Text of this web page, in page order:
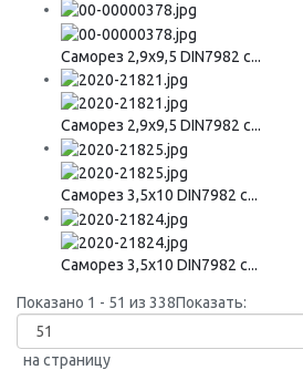
Саморез 2,9х9,5 DIN7982 с...
Саморез 2,9х9,5 DIN7982 с...
Саморез 3,5х10 DIN7982 с...
Саморез 3,5х10 DIN7982 с...
Показано 1 - 51 из 338Показать:
на страницу